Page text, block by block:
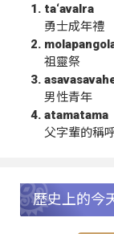
ta‘avalra
勇士成年禮
祖靈祭
男性青年
atamatama
父字輩的稱
歷史上的今